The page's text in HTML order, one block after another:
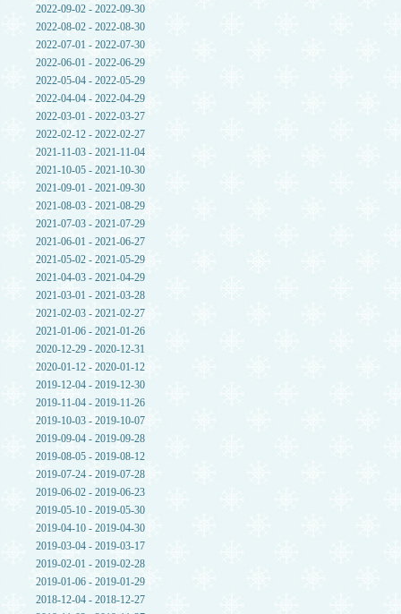
2022-09-02 - 2022-09-30
2022-08-02 - 2022-08-30
2022-07-01 - 2022-07-30
2022-06-01 - 2022-06-29
2022-05-04 - 2022-05-29
2022-04-04 - 2022-04-29
2022-03-01 - 2022-03-27
2022-02-12 - 2022-02-27
2021-11-03 - 2021-11-04
2021-10-05 - 2021-10-30
2021-09-01 - 2021-09-30
2021-08-03 - 2021-08-29
2021-07-03 - 2021-07-29
2021-06-01 - 2021-06-27
2021-05-02 - 2021-05-29
2021-04-03 - 2021-04-29
2021-03-01 - 2021-03-28
2021-02-03 - 2021-02-27
2021-01-06 - 2021-01-26
2020-12-29 - 2020-12-31
2020-01-12 - 2020-01-12
2019-12-04 - 2019-12-30
2019-11-04 - 2019-11-26
2019-10-03 - 2019-10-07
2019-09-04 - 2019-09-28
2019-08-05 - 2019-08-12
2019-07-24 - 2019-07-28
2019-06-02 - 2019-06-23
2019-05-10 - 2019-05-30
2019-04-10 - 2019-04-30
2019-03-04 - 2019-03-17
2019-02-01 - 2019-02-28
2019-01-06 - 2019-01-29
2018-12-04 - 2018-12-27